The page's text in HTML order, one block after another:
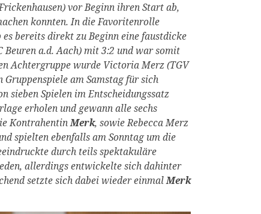
vor Beginn ihren Start ab,
konnten. In die Favoritenrolle
bereits direkt zu Beginn eine faustdicke
Beuren a.d. Aach) mit 3:2 und war somit
Achtergruppe wurde Victoria Merz (TGV
am Samstag für sich
sieben Spielen im Entscheidungssatz
erholen und gewann alle sechs
KontrahentinMerk, sowie Rebecca Merz
spielten ebenfalls am Sonntag um die
durch teils spektakuläre
allerdings entwickelte sich dahinter
setzte sich dabei wieder einmalMerk